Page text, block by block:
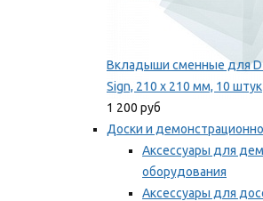
Вкладыши сменные для
Sign, 210 x 210 мм, 10 штук
1 200 руб
Доски и
Аксессуары для
оборудования
Аксессуары для